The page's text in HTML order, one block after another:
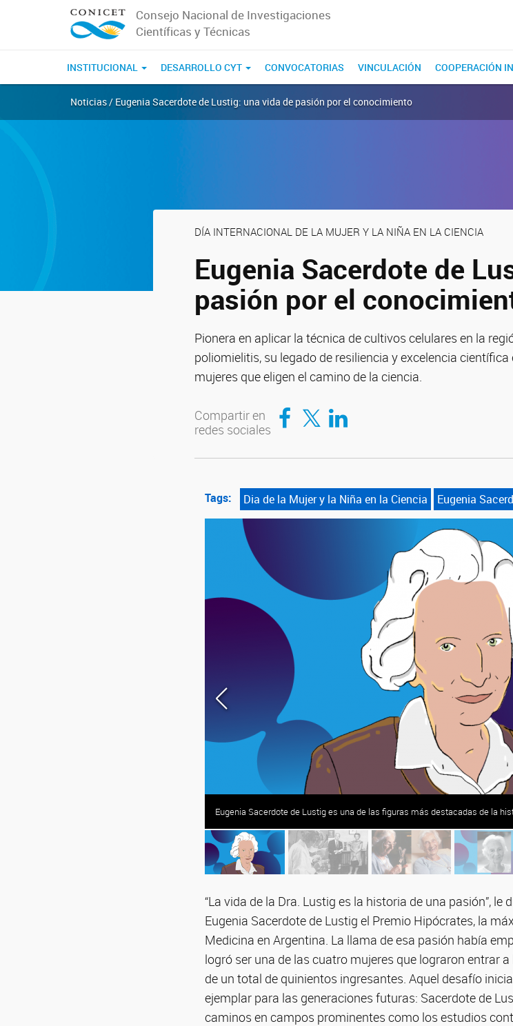
Consejo Nacional de Investigaciones
Científicas y Técnicas
INSTITUCIONAL DESARROLLO CYT CONVOCATORIAS VINCULACIÓN COOPERACIÓN
Noticias / Eugenia Sacerdote de Lustig: una vida de pasión por el conocimiento
DÍA INTERNACIONAL DE LA MUJER Y LA NIÑA EN LA CIENCIA
Eugenia Sacerdote de
pasión por el
Pionera en aplicar la técnica de cultivos celulares en la
poliomielitis, su legado de resiliencia y excelencia
mujeres que eligen el camino de la ciencia.
Compartir en
redes sociales
Compartir en Facebook
Compartir en TwitterCompartir en LinkedIn
Tags: Dia de la Mujer y la Niña en la Ciencia Eugenia
Eugenia Sacerdote de Lustig es una de las figuras más destacadas de la
“La vida de la Dra. Lustig es la historia de una pasión”,
Eugenia Sacerdote de Lustig el Premio Hipócrates, la
Medicina en Argentina. La llama de esa pasión había
logró ser una de las cuatro mujeres que lograron entrar
de un total de quinientos ingresantes. Aquel desafío
ejemplar para las generaciones futuras: Sacerdote de
caminos en campos prominentes como los estudios